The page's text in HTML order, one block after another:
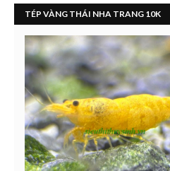
TÉP VÀNG THÁI NHA TRANG 10K